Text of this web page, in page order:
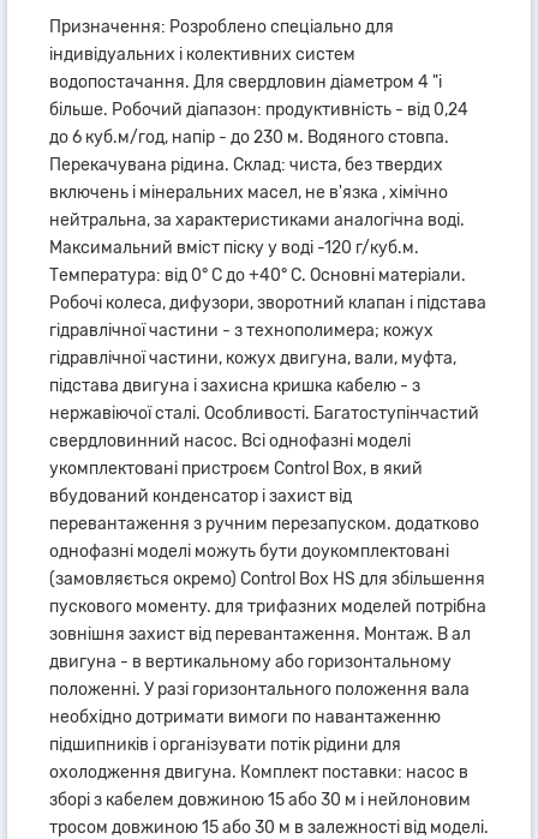
Призначення: Розроблено спеціально для
індивідуальних і колективних систем
водопостачання. Для свердловин діаметром 4 "і
більше. Робочий діапазон: продуктивність - від 0,24
до 6 куб.м/год, напір - до 230 м. Водяного стовпа.
Перекачувана рідина. Склад: чиста, без твердих
включень і мінеральних масел, не в'язка , хімічно
нейтральна, за характеристиками аналогічна воді.
Максимальний вміст піску у воді -120 г/куб.м.
Температура: від 0° С до +40° С. Основні матеріали.
Робочі колеса, дифузори, зворотний клапан і підстава
гідравлічної частини - з технополимера; кожух
гідравлічної частини, кожух двигуна, вали, муфта,
підстава двигуна і захисна кришка кабелю - з
нержавіючої сталі. Особливості. Багатоступінчастий
свердловинний насос. Всі однофазні моделі
укомплектовані пристроєм Control Box, в який
вбудований конденсатор і захист від
перевантаження з ручним перезапуском. додатково
однофазні моделі можуть бути доукомплектовані
(замовляється окремо) Control Box HS для збільшення
пускового моменту. для трифазних моделей потрібна
зовнішня захист від перевантаження. Монтаж. В ал
двигуна - в вертикальному або горизонтальному
положенні. У разі горизонтального положення вала
необхідно дотримати вимоги по навантаженню
підшипників і організувати потік рідини для
охолодження двигуна. Комплект поставки: насос в
зборі з кабелем довжиною 15 або 30 м і нейлоновим
тросом довжиною 15 або 30 м в залежності від моделі.